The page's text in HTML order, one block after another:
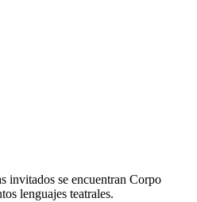
invitados se encuentran Corpo
lenguajes teatrales.